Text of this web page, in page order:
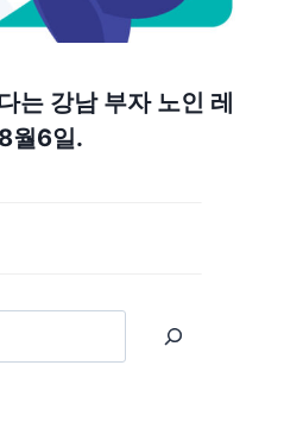
는 강남 부자 노인 레
월6일.